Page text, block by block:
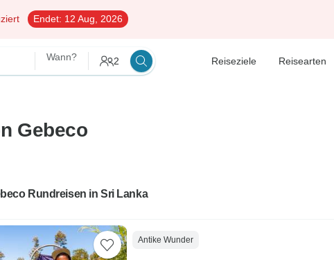
Endet: 12 Aug, 2026
Wann? 2 Reiseziele Reisearten
Gebeco
Rundreisen in Sri Lanka
Antike Wunder